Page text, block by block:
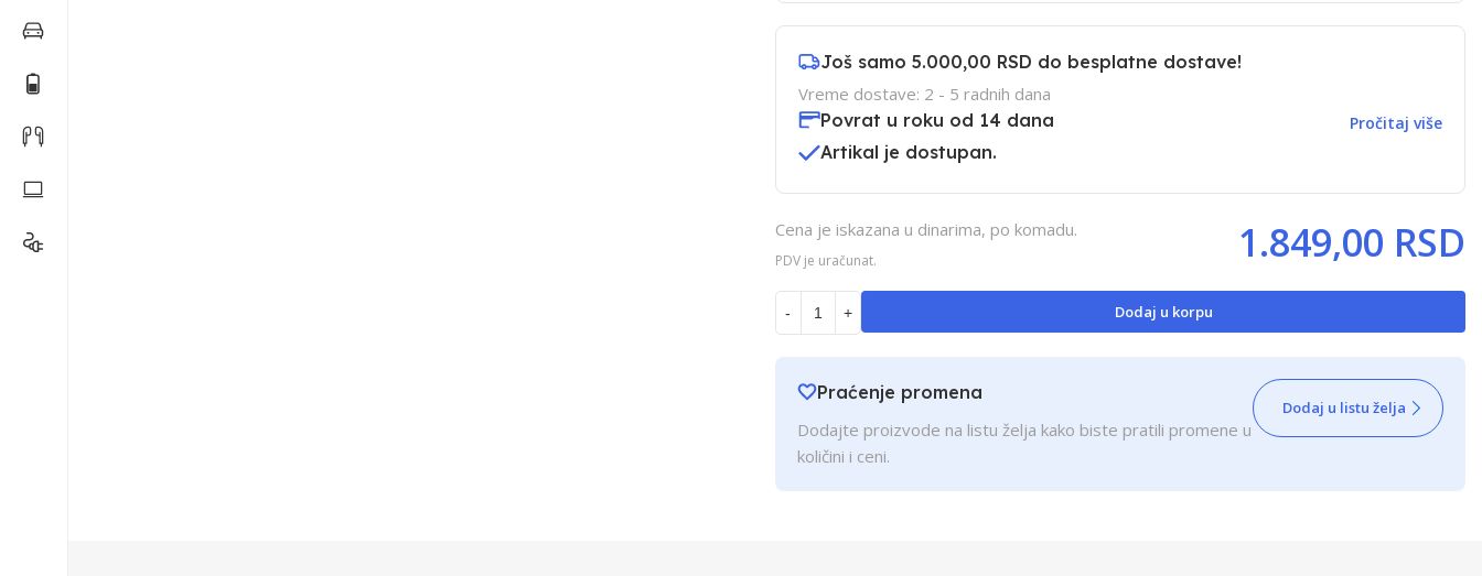
Još samo 5.000,00 RSD do besplatne dostave!
Vreme dostave: 2 - 5 radnih dana
Povrat u roku od 14 dana
Pročitaj više
Artikal je dostupan.
Cena je iskazana u dinarima, po komadu.
PDV je uračunat. 1.849,00 RSD
- + Dodaj u korpu
Praćenje promena
Dodajte proizvode na listu želja kako biste pratili promene u
količini i ceni.
Dodaj u listu želja